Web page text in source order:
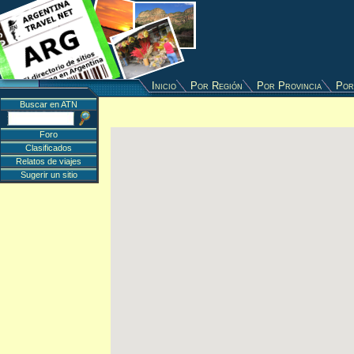
Inicio Por Región Por Provincia
Buscar en ATN
Foro
Clasificados
Relatos de viajes
Sugerir un sitio